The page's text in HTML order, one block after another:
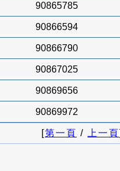
90865785
90866594
90866790
90867025
90869656
90869972
[第一頁 / 上一頁